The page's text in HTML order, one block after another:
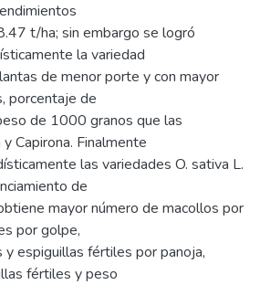
t/ha; sin embargo se logró
la variedad
de menor porte y con mayor
porcentaje de
de 1000 granos que las
Capirona. Finalmente
las variedades O. sativa L.
de
mayor número de macollos por
por golpe,
y espiguillas fértiles por panoja,
fértiles y peso